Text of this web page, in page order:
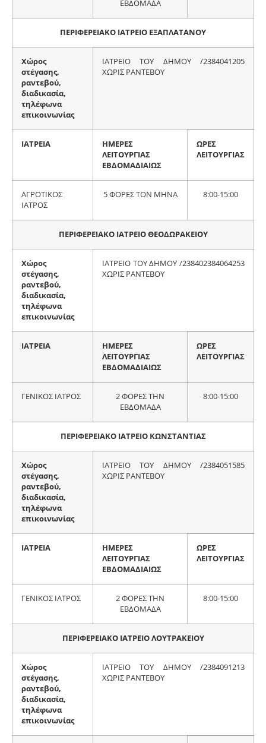
ΕΒΔΟΜΑΔΑ
ΠΕΡΙΦΕΡΕΙΑΚΟ ΙΑΤΡΕΙΟ ΕΞΑΠΛΑΤΑΝΟΥ
Χώρος
στέγασης,
ραντεβού,
διαδικασία,
τηλέφωνα
επικοινωνίας
ΙΑΤΡΕΙΟ ΤΟΥ ΔΗΜΟΥ /2384041205
ΧΩΡΙΣ ΡΑΝΤΕΒΟΥ
ΙΑΤΡΕΙΑ
ΗΜΕΡΕΣ
ΛΕΙΤΟΥΡΓΙΑΣ
ΕΒΔΟΜΑΔΙΑΙΩΣ
ΩΡΕΣ
ΛΕΙΤΟΥΡΓΙΑΣ
ΑΓΡΟΤΙΚΟΣ
ΙΑΤΡΟΣ
5 ΦΟΡΕΣ ΤΟΝ ΜΗΝΑ 8:00-15:00
ΠΕΡΙΦΕΡΕΙΑΚΟ ΙΑΤΡΕΙΟ ΘΕΟΔΩΡΑΚΕΙΟΥ
Χώρος
στέγασης,
ραντεβού,
διαδικασία,
τηλέφωνα
επικοινωνίας
ΙΑΤΡΕΙΟ ΤΟΥ ΔΗΜΟΥ /238402384064253
ΧΩΡΙΣ ΡΑΝΤΕΒΟΥ
ΙΑΤΡΕΙΑ
ΗΜΕΡΕΣ
ΛΕΙΤΟΥΡΓΙΑΣ
ΕΒΔΟΜΑΔΙΑΙΩΣ
ΩΡΕΣ
ΛΕΙΤΟΥΡΓΙΑΣ
ΓΕΝΙΚΟΣ ΙΑΤΡΟΣ
2 ΦΟΡΕΣ ΤΗΝ
ΕΒΔΟΜΑΔΑ
8:00-15:00
ΠΕΡΙΦΕΡΕΙΑΚΟ ΙΑΤΡΕΙΟ ΚΩΝΣΤΑΝΤΙΑΣ
Χώρος
στέγασης,
ραντεβού,
διαδικασία,
τηλέφωνα
επικοινωνίας
ΙΑΤΡΕΙΟ ΤΟΥ ΔΗΜΟΥ /2384051585
ΧΩΡΙΣ ΡΑΝΤΕΒΟΥ
ΙΑΤΡΕΙΑ
ΗΜΕΡΕΣ
ΛΕΙΤΟΥΡΓΙΑΣ
ΕΒΔΟΜΑΔΙΑΙΩΣ
ΩΡΕΣ
ΛΕΙΤΟΥΡΓΙΑΣ
ΓΕΝΙΚΟΣ ΙΑΤΡΟΣ
2 ΦΟΡΕΣ ΤΗΝ
ΕΒΔΟΜΑΔΑ
8:00-15:00
ΠΕΡΙΦΕΡΕΙΑΚΟ ΙΑΤΡΕΙΟ ΛΟΥΤΡΑΚΕΙΟΥ
Χώρος
στέγασης,
ραντεβού,
διαδικασία,
τηλέφωνα
επικοινωνίας
ΙΑΤΡΕΙΟ ΤΟΥ ΔΗΜΟΥ /2384091213
ΧΩΡΙΣ ΡΑΝΤΕΒΟΥ